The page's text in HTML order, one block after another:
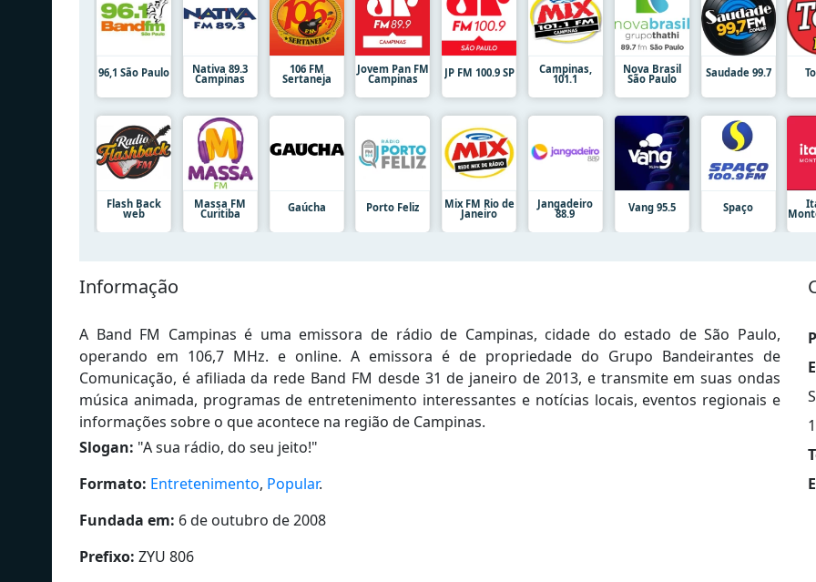
96,1 São Paulo Nativa 89.3
Campinas
106 FM
Sertaneja
Jovem Pan FM
Campinas JP FM 100.9 SP Campinas,
101.1
Nova Brasil
São Paulo Saudade 99.7
Flash Back
web
Massa FM
Curitiba Gaúcha Porto Feliz Mix FM Rio de
Janeiro
Jangadeiro
88.9 Vang 95.5 Spaço
Informação
A Band FM Campinas é uma emissora de rádio de Campinas, cidade do estado de São Paulo,
operando em 106,7 MHz. e online. A emissora é de propriedade do Grupo Bandeirantes de
Comunicação, é afiliada da rede Band FM desde 31 de janeiro de 2013, e transmite em suas ondas
música animada, programas de entretenimento interessantes e notícias locais, eventos regionais e
informações sobre o que acontece na região de Campinas.
Slogan: "A sua rádio, do seu jeito!"
Formato: Entretenimento, Popular.
Fundada em: 6 de outubro de 2008
Prefixo: ZYU 806